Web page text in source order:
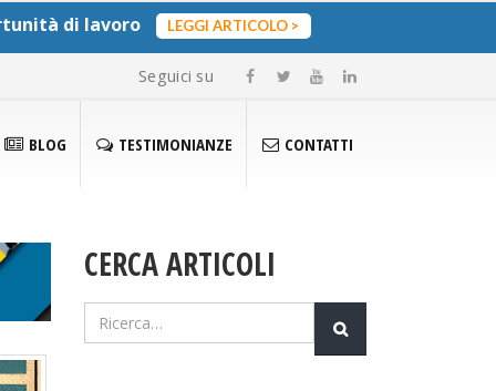
di lavoro
Seguici su
BLOG TESTIMONIANZE CONTATTI
CERCA ARTICOLI